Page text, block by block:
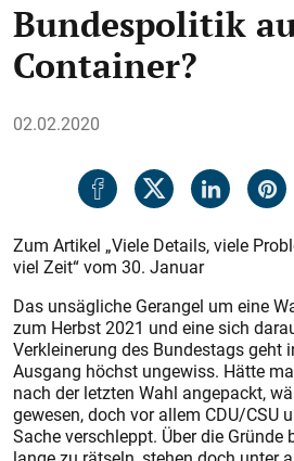
Bundespolitik
Container?
02.02.2020
Zum Artikel „Viele Details, viele
viel Zeit“ vom 30. Januar
Das unsägliche Gerangel um eine
zum Herbst 2021 und eine sich
Verkleinerung des Bundestags geht
Ausgang höchst ungewiss. Hätte
nach der letzten Wahl angepackt,
gewesen, doch vor allem CDU/CSU
Sache verschleppt. Über die